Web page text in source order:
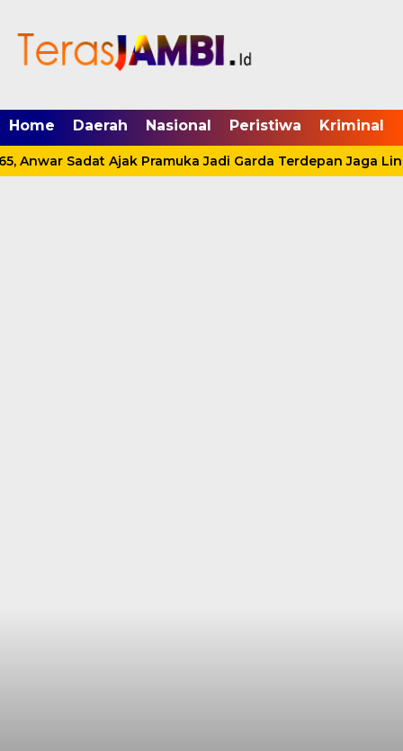
Home Daerah Nasional Peristiwa Kriminal
Anwar Sadat Ajak Pramuka Jadi Garda Terdepan Jaga